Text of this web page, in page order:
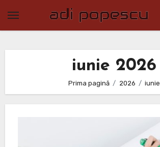
iunie 2026
Prima pagină 2026 iunie